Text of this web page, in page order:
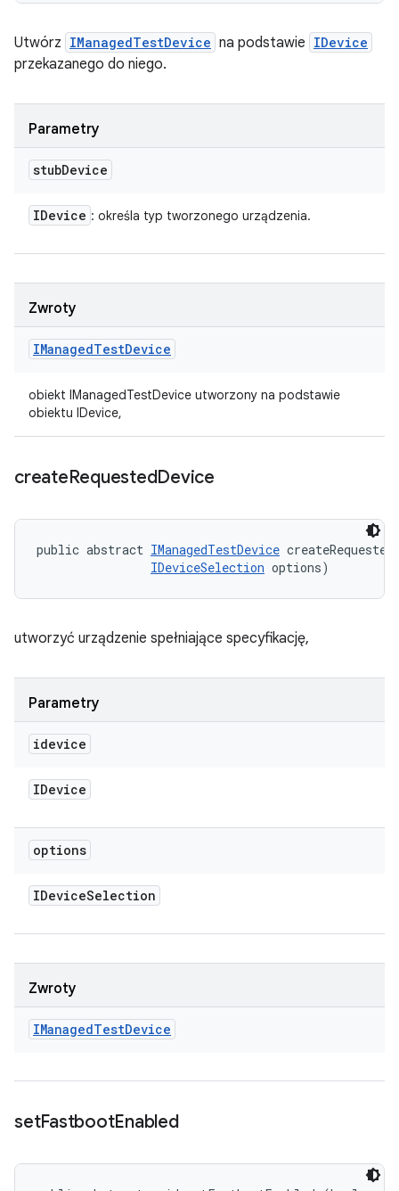
Utwórz IManagedTestDevice na podstawie IDevice
przekazanego do niego.
Parametry
stubDevice
IDevice : określa typ tworzonego urządzenia.
Zwroty
IManagedTestDevice
obiekt IManagedTestDevice utworzony na podstawie
obiektu IDevice,
createRequestedDevice
public abstract IManagedTestDevice
IDeviceSelection options)
utworzyć urządzenie spełniające specyfikację,
Parametry
idevice
IDevice
options
IDeviceSelection
Zwroty
IManagedTestDevice
setFastbootEnabled